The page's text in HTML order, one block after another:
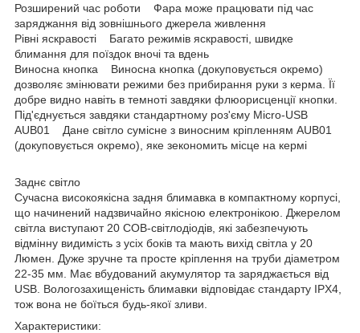
Розширений час роботи Фара може працювати під час
заряджання від зовнішнього джерела живлення
Рівні яскравості Багато режимів яскравості, швидке
блимання для поїздок вночі та вдень
Виносна кнопка Виносна кнопка (докуповується окремо)
дозволяє змінювати режими без прибирання руки з керма. Її
добре видно навіть в темноті завдяки флюорисценції кнопки.
Під'єднується завдяки стандартному роз'єму Micro-USB
AUB01 Дане світло сумісне з виносним кріпленням AUB01
(докуповується окремо), яке зекономить місце на кермі
Заднє світло
Сучасна високоякісна задня блимавка в компактному корпусі,
що начинений надзвичайно якісною електронікою. Джерелом
світла виступают 20 COB-світлодіодів, які забезпечують
відмінну видимість з усіх боків та мають вихід світла у 20
Люмен. Дуже зручне та просте кріплення на труби діаметром
22-35 мм. Має вбудований акумулятор та заряджається від
USB. Вологозахищеність блимавки відповідає стандарту IPX4,
тож вона не боїться будь-якої зливи.
Характеристики: